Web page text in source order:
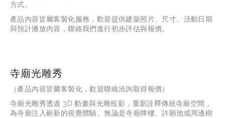
方式。
產品內容皆屬客製化服務，歡迎提供建築照片、尺寸、活動日期
與預計播放內容，聯絡我們進行初步評估與報價。
寺廟光雕秀
（產品內容皆屬客製化，歡迎聯絡洽詢取得報價）
寺廟光雕秀透過 3D 動畫與光雕投影，重新詮釋傳統寺廟空間，
為寺廟注入嶄新的視覺體驗。無論是寺廟牌樓、許願池或周邊樹